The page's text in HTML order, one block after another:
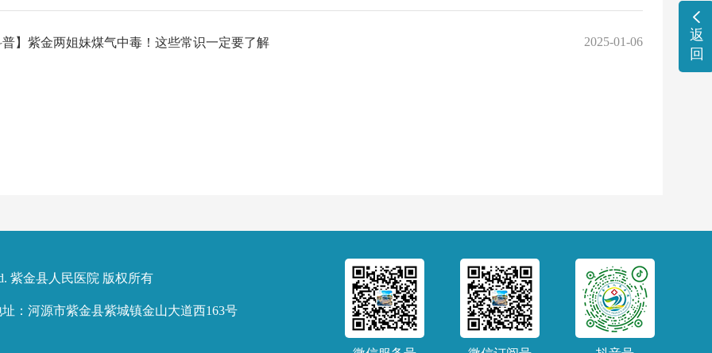
返
回
】紫金两姐妹煤气中毒！这些常识一定要了解 2025-01-06
紫金县人民医院 版权所有
：河源市紫金县紫城镇金山大道西163号